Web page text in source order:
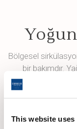
This website uses
Bölgesel
bir bakımdır.
depolanmasını